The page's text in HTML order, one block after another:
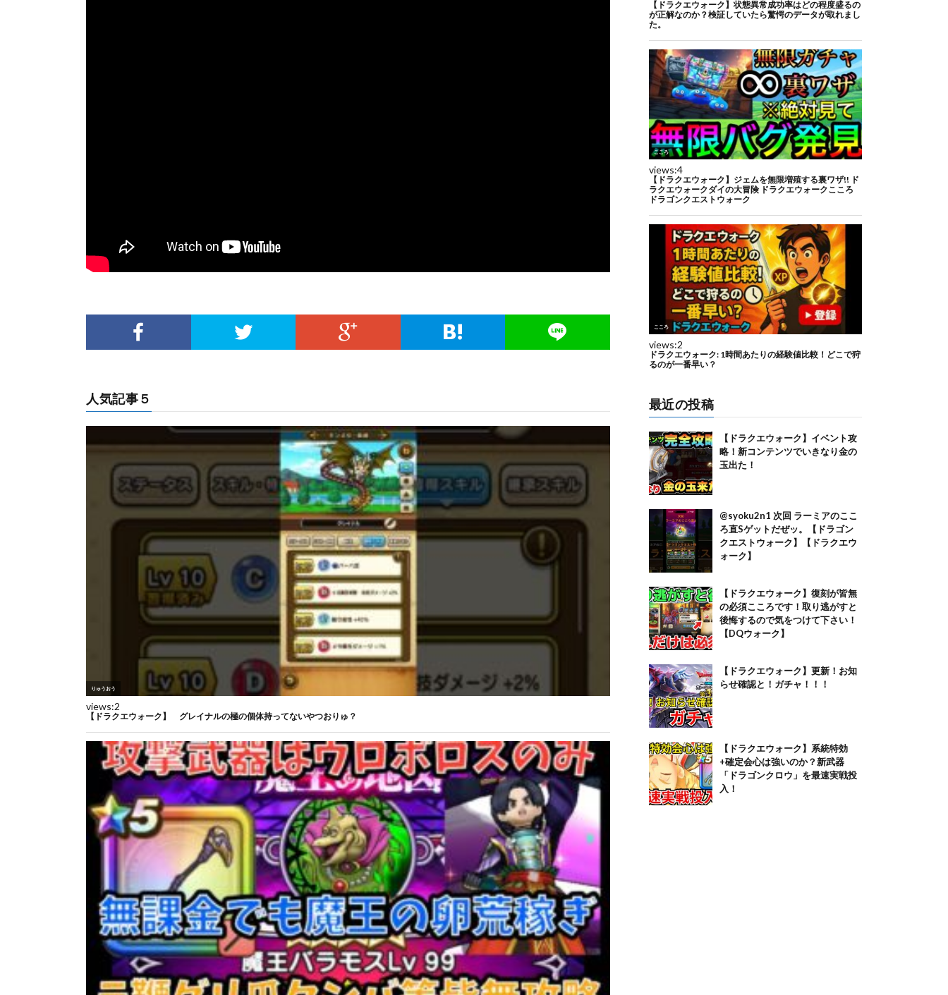
人気記事５ 最近の投稿
【ドラクエウォーク】イベント攻
略！新コンテンツでいきなり金の
玉出た！
@syoku2n1 次回 ラーミアのここ
ろ直Sゲットだぜッ。【ドラゴン
クエストウォーク】【ドラクエウ
ォーク】
【ドラクエウォーク】復刻が皆無
の必須こころです！取り逃がすと
後悔するので気をつけて下さい！
【DQウォーク】
【ドラクエウォーク】更新！お知
らせ確認と！ガチャ！！！
【ドラクエウォーク】系統特効
+確定会心は強いのか？新武器
「ドラゴンクロウ」を最速実戦投
入！